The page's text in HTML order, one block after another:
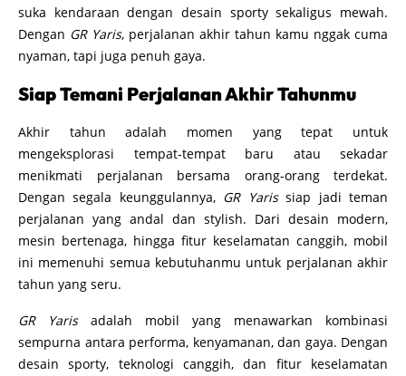
suka kendaraan dengan desain sporty sekaligus mewah.
Dengan GR Yaris, perjalanan akhir tahun kamu nggak cuma
nyaman, tapi juga penuh gaya.
Siap Temani Perjalanan Akhir Tahunmu
Akhir tahun adalah momen yang tepat untuk
mengeksplorasi tempat-tempat baru atau sekadar
menikmati perjalanan bersama orang-orang terdekat.
Dengan segala keunggulannya, GR Yarissiap jadi teman
perjalanan yang andal dan stylish. Dari desain modern,
mesin bertenaga, hingga fitur keselamatan canggih, mobil
ini memenuhi semua kebutuhanmu untuk perjalanan akhir
tahun yang seru.
GR Yarisadalah mobil yang menawarkan kombinasi
sempurna antara performa, kenyamanan, dan gaya. Dengan
desain sporty, teknologi canggih, dan fitur keselamatan